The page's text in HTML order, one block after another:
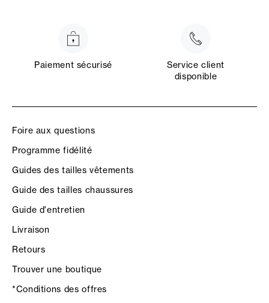
Paiement sécurisé
Service client
disponible
Foire aux questions
Programme fidélité
Guides des tailles vêtements
Guide des tailles chaussures
Guide d'entretien
Livraison
Retours
Trouver une boutique
*Conditions des offres